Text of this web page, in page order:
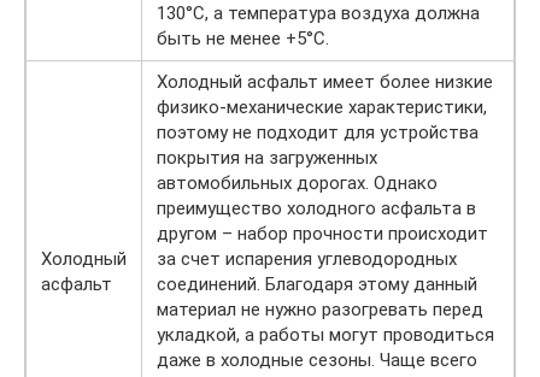
130°C, а температура воздуха должна
быть не менее +5°C.
Холодный
асфальт
Холодный асфальт имеет более низкие
физико-механические характеристики,
поэтому не подходит для устройства
покрытия на загруженных
автомобильных дорогах. Однако
преимущество холодного асфальта в
другом – набор прочности происходит
за счет испарения углеводородных
соединений. Благодаря этому данный
материал не нужно разогревать перед
укладкой, а работы могут проводиться
даже в холодные сезоны. Чаще всего